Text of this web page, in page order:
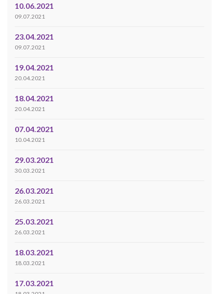
10.06.2021
09.07.2021
23.04.2021
09.07.2021
19.04.2021
20.04.2021
18.04.2021
20.04.2021
07.04.2021
10.04.2021
29.03.2021
30.03.2021
26.03.2021
26.03.2021
25.03.2021
26.03.2021
18.03.2021
18.03.2021
17.03.2021